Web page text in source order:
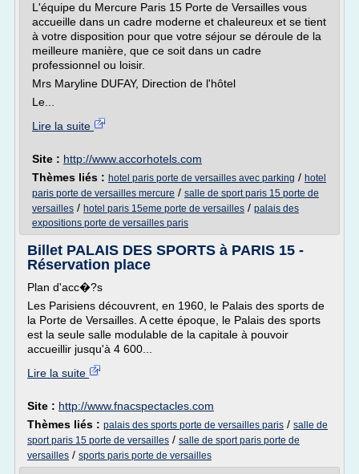
L'équipe du Mercure Paris 15 Porte de Versailles vous
accueille dans un cadre moderne et chaleureux et se tient
à votre disposition pour que votre séjour se déroule de la
meilleure manière, que ce soit dans un cadre
professionnel ou loisir.
Mrs Maryline DUFAY, Direction de l'hôtel
Le...
Lire la suite
Site : http://www.accorhotels.com
Thèmes liés : hotel paris porte de versailles avec parking / hotel
paris porte de versailles mercure / salle de sport paris 15 porte de
versailles / hotel paris 15eme porte de versailles / palais des
expositions porte de versailles paris
Billet PALAIS DES SPORTS à PARIS 15 -
Réservation place
Plan d'acc�?s
Les Parisiens découvrent, en 1960, le Palais des sports de
la Porte de Versailles. A cette époque, le Palais des sports
est la seule salle modulable de la capitale à pouvoir
accueillir jusqu'à 4 600...
Lire la suite
Site : http://www.fnacspectacles.com
Thèmes liés : palais des sports porte de versailles paris / salle de
sport paris 15 porte de versailles / salle de sport paris porte de
versailles / sports paris porte de versailles